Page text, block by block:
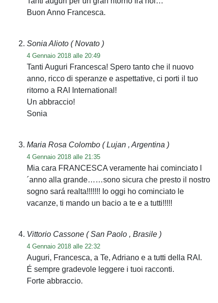
Buon Anno Francesca.
Sonia Alioto ( Novato )
4 Gennaio 2018 alle 20:49
Tanti Auguri Francesca! Spero tanto che il nuovo
anno, ricco di speranze e aspettative, ci porti il tuo
ritorno a RAI International!
Un abbraccio!
Sonia
Maria Rosa Colombo ( Lujan , Argentina )
4 Gennaio 2018 alle 21:35
Mia cara FRANCESCA veramente hai cominciato l
´anno alla grande……sono sicura che presto il nostro
sogno sará realta!!!!!!! Io oggi ho cominciato le
vacanze, ti mando un bacio a te e a tutti!!!!!
Vittorio Cassone ( San Paolo , Brasile )
4 Gennaio 2018 alle 22:32
Auguri, Francesca, a Te, Adriano e a tutti della RAI.
É sempre gradevole leggere i tuoi racconti.
Forte abbraccio.